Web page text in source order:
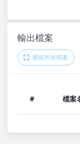
輸出檔案
壓縮所有檔案
# 檔案